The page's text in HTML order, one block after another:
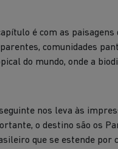
é com as
comunidades
do mundo, onde a
nos leva às
o destino são os
que se estende por